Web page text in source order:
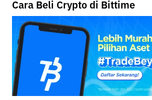
Cara Beli Crypto di Bittime